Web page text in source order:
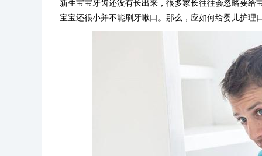
新生宝宝牙齿还没有长出来，很多家长往往会忽略要
宝宝还很小并不能刷牙嗽口。那么，应如何给婴儿护理